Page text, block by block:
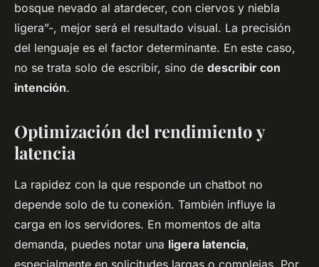
bosque nevado al atardecer, con ciervos y niebla
ligera”-, mejor será el resultado visual. La precisión
del lenguaje es el factor determinante. En este caso,
no se trata solo de escribir, sino de describir con
intención.
Optimización del rendimiento y
latencia
La rapidez con la que responde un chatbot no
depende solo de tu conexión. También influye la
carga en los servidores. En momentos de alta
demanda, puedes notar una ligera latencia,